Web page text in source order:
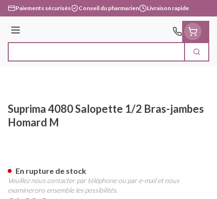
Aller au contenu
Paiements sécurisés Conseil du pharmacien Livraison rapide
Menu
Suprima 4080 Salopette 1/2 Bras-jambes
Homard M
En rupture de stock
Veuillez nous contacter par téléphone ou par e-mail et nous
examinerons ensemble les possibilités.